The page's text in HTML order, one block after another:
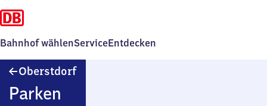
Bahnhof wählenServiceEntdecken
OberstdorfOberstdorf
Parken